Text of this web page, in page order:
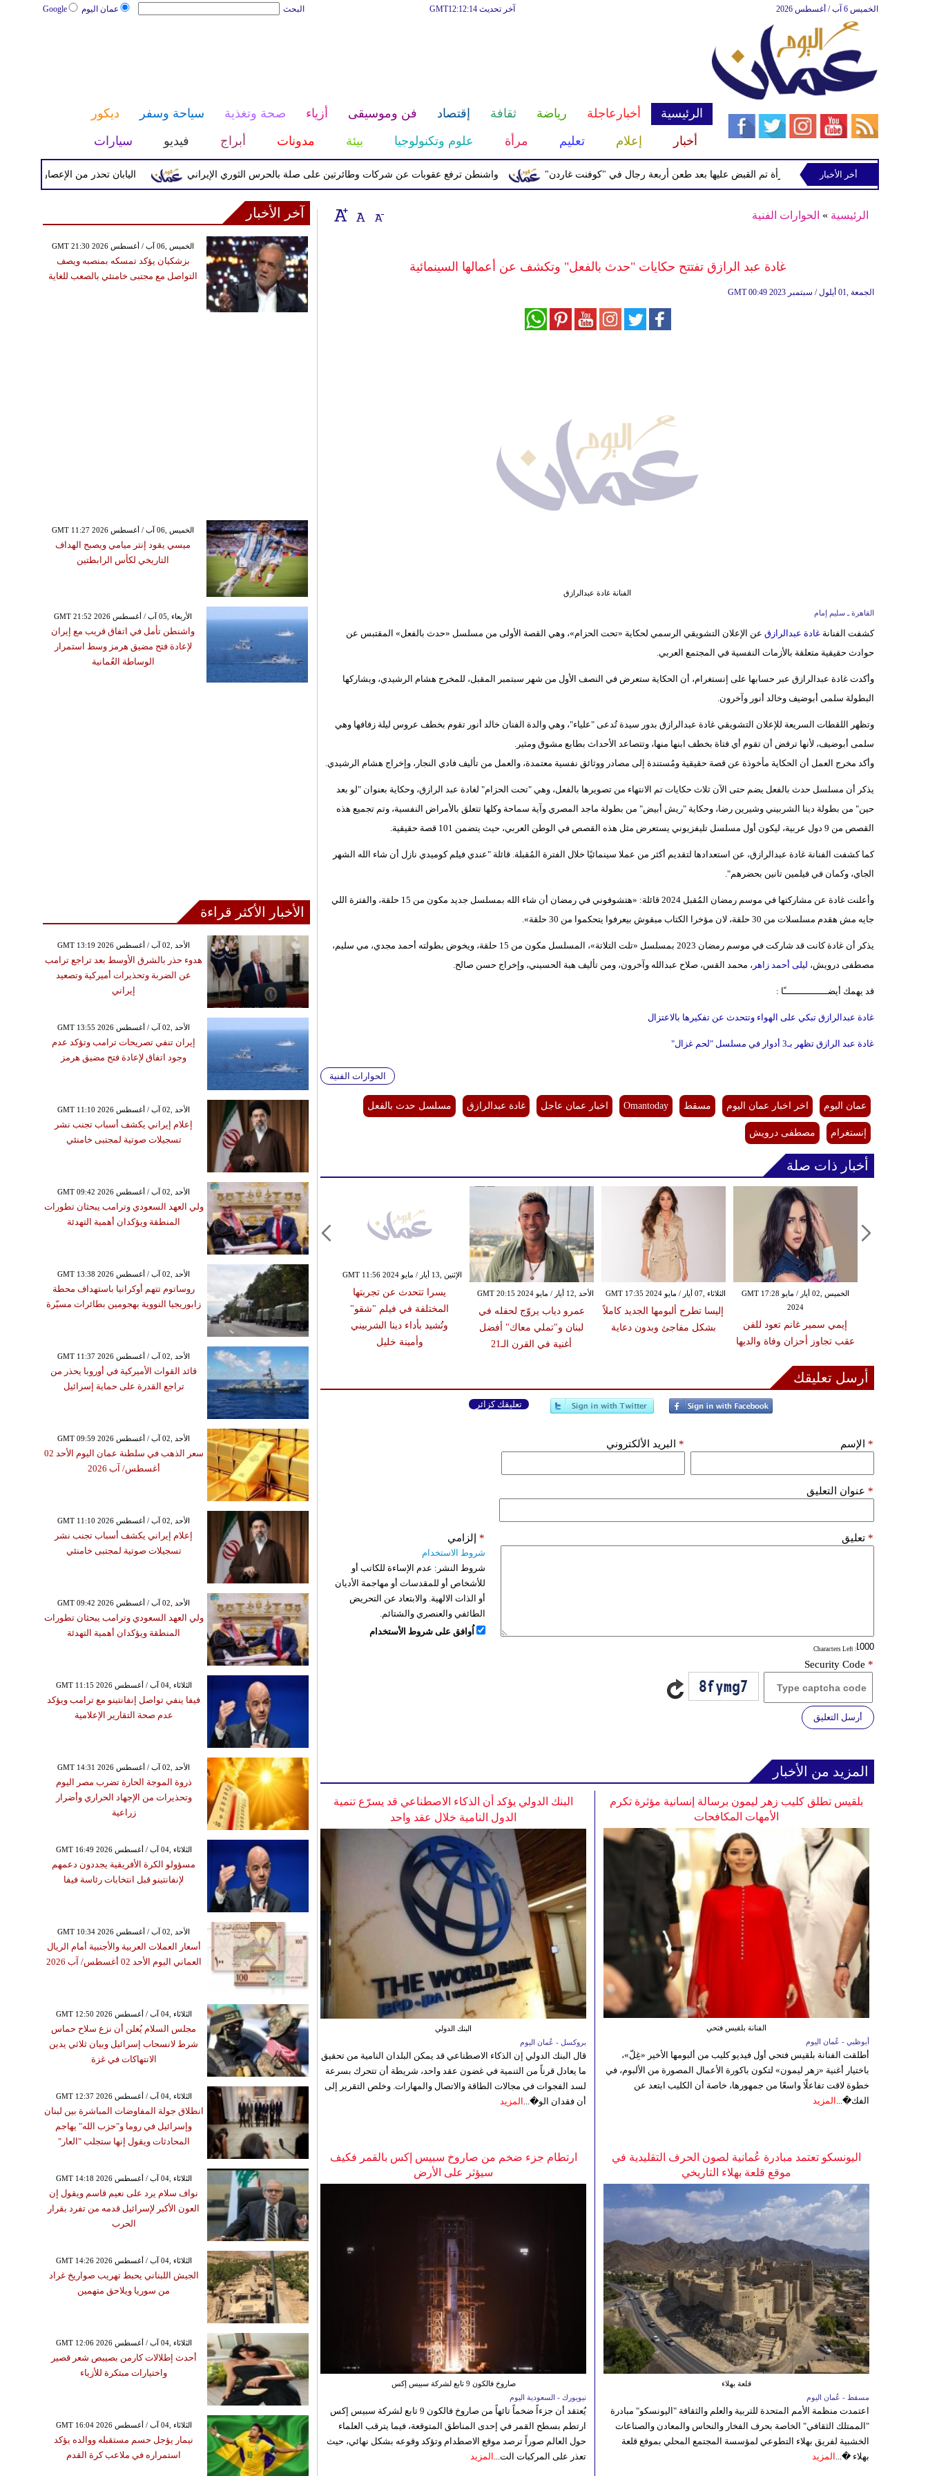
عمان اليوم Google البحث آخر تحديث GMT12:12:14 الخميس 6 آب / أغسطس 2026
الرئيسية أخبارعاجلة رياضة ثقافة إقتصاد فن وموسيقى أزياء صحة وتغذية سياحة وسفر
ديكور
أخبار
إعلام تعليم مرأة علوم وتكنولوجيا بيئة مدونات أبراج فيديو سيارات
اليابان تحذر من الإعصار دولفين ورياح واشنطن ترفع عقوبات عن شركات وطائرتين على صلة بالحرس الثوري الإيراني الشرطة تعتقل إمرأة تم القبض عليها بعد طعن أربعة رجال في "كوفنت غاردن"
أخر الأخبار
الرئيسية » الحوارات الفنية
غادة عبد الرازق تفتتح حكايات "حدث بالفعل" وتكشف عن أعمالها السينمائية
GMT 00:49 2023 الجمعة ,01 أيلول / سبتمبر
الفنانة غادة عبدالرازق
القاهرة ـ سليم إمام
كشفت الفنانة غادة عبدالرازق عن الإعلان التشويقي الرسمي لحكاية «تحت الحزام»، وهي القصة الأولى من مسلسل «حدث بالفعل» المقتبس عن
حوادث حقيقية متعلقة بالأزمات النفسية في المجتمع العربي.
وأكدت غادة عبدالرازق عبر حسابها على إنستغرام، أن الحكاية ستعرض في النصف الأول من شهر سبتمبر المقبل، للمخرج هشام الرشيدي، ويشاركها
البطولة سلمى أبوضيف وخالد أنور وآخرون.
وتظهر اللقطات السريعة للإعلان التشويقي غادة عبدالرازق بدور سيدة تُدعى "علياء"، وهي والدة الفنان خالد أنور تقوم بخطف عروس ليلة زفافها وهي
سلمى أبوضيف، لأنها ترفض أن تقوم أي فتاة بخطف ابنها منها، وتتصاعد الأحداث بطابع مشوق ومثير.
وأكد مخرج العمل أن الحكاية مأخوذة عن قصة حقيقية ومُستندة إلى مصادر ووثائق نفسية معتمدة، والعمل من تأليف فادي النجار، وإخراج هشام الرشيدي.
يذكر أن مسلسل حدث بالفعل يضم حتى الآن ثلاث حكايات تم الانتهاء من تصويرها بالفعل، وهي "تحت الحزام" لغادة عبد الرازق، وحكاية بعنوان "لو بعد
حين" من بطولة دينا الشربيني وشيرين رضا، وحكاية "ريش أبيض" من بطولة ماجد المصري وآية سماحة وكلها تتعلق بالأمراض النفسية، وتم تجميع هذه
القصص من 9 دول عربية، ليكون أول مسلسل تليفزيوني يستعرض مثل هذه القصص في الوطن العربي، حيث يتضمن 101 قصة حقيقية.
كما كشفت الفنانة غادة عبدالرازق، عن استعدادها لتقديم أكثر من عملا سينمائيًا خلال الفترة المُقبلة. قائلة "عندي فيلم كوميدي نازل أن شاء الله الشهر
الجاي، وكمان في فيلمين تانين بحضرهم".
وأعلنت غادة عن مشاركتها في موسم رمضان المُقبل 2024 قائلة: «هتشوفوني في رمضان أن شاء الله بمسلسل جديد مكون من 15 حلقة، والفترة اللي
جايه مش هقدم مسلسلات من 30 حلقة، لان مؤخرا الكتاب مبقوش بيعرفوا يتحكموا من 30 حلقة».
يذكر أن غادة كانت قد شاركت في موسم رمضان 2023 بمسلسل «تلت التلاتة»، المسلسل مكون من 15 حلقة، ويخوض بطولته أحمد مجدي، مي سليم،
مصطفى درويش، ليلى أحمد زاهر ، محمد القس، صلاح عبدالله وآخرون، ومن تأليف هبة الحسيني، وإخراج حسن صالح.
قد يهمك أيضــــــــــــــــًا :
غادة عبدالرازق تبكي على الهواء وتتحدث عن تفكيرها بالاعتزال
غادة عبد الرازق تظهر بـ3 أدوار في مسلسل "لحم غزال"
الحوارات الفنية
عمان اليوم اخر اخبار عمان اليوم مسقط Omantoday اخبار عمان عاجل غادة عبدالرازق مسلسل حدث بالفعل
إنستغرام مصطفى درويش
أخبار ذات صلة
الإثنين ,13 أيار / مايو GMT 11:56 2024
يسرا تتحدث عن تجربتها
المختلفة في فيلم "شقو"
وتُشيد بأداء دينا الشربيني
وأمينة خليل
الأحد ,12 أيار / مايو GMT 20:15 2024
عمرو دياب يروّج لحفله في
لبنان و"تملي معاك" أفضل
أغنية في القرن الـ21
الثلاثاء ,07 أيار / مايو GMT 17:35 2024
إليسا تطرح ألبومها الجديد كاملاً
بشكل مفاجئ وبدون دعاية
الخميس ,02 أيار / مايو GMT 17:28
2024
إيمي سمير غانم تعود للفن
عقب تجاوز أحزان وفاة والديها
أرسل تعليقك
تعليقك كزائر
الإسم * البريد الألكتروني *
عنوان التعليق *
تعليق *
: Characters Left
إلزامي *
شروط الاستخدام
شروط النشر: عدم الإساءة للكاتب أو
للأشخاص أو للمقدسات أو مهاجمة الأديان
أو الذات الالهية. والابتعاد عن التحريض
الطائفي والعنصري والشتائم.
اُوافق على شروط الأستخدام
Security Code *
أرسل التعليق
المزيد من الأخبار
البنك الدولي يؤكد أن الذكاء الاصطناعي قد يسرّع تنمية
الدول النامية خلال عقد واحد
البنك الدولي
بروكسل - عُمان اليوم
قال البنك الدولي إن الذكاء الاصطناعي قد يمكن البلدان النامية من تحقيق
ما يعادل قرناً من التنمية في غضون عقد واحد، شريطة أن تتحرك بسرعة
لسد الفجوات في مجالات الطاقة والاتصال والمهارات. وخلص التقرير إلى
أن فقدان الو�... المزيد
بلقيس تطلق كليب زهر ليمون برسالة إنسانية مؤثرة تكرم
الأمهات المكافحات
الفنانة بلقيس فتحي
أبوظبي - عُمان اليوم
أطلقت الفنانة بلقيس فتحي أول فيديو كليب من ألبومها الأخير «غِلّ»،
باختيار أغنية «زهر ليمون» لتكون باكورة الأعمال المصورة من الألبوم، في
خطوة لاقت تفاعلًا واسعًا من جمهورها، خاصة أن الكليب ابتعد عن
الفك�... المزيد
ارتطام جزء ضخم من صاروخ سبيس إكس بالقمر فكيف
سيؤثر على الأرض
صاروخ فالكون 9 تابع لشركة سبيس إكس
نيويورك - السعودية اليوم
يُعتقد أن جزءاً ضخماً تائهاً من صاروخ فالكون 9 تابع لشركة سبيس إكس
ارتطم بسطح القمر في إحدى المناطق المتوقعة، فيما يترقب العلماء
حول العالم صوراً ترصد موقع الاصطدام وتؤكد وقوعه بشكل نهائي، حيث
تعذر على المركبات الت... المزيد
اليونسكو تعتمد مبادرة عُمانية لصون الحرف التقليدية في
موقع قلعة بهلاء التاريخي
قلعة بهلاء
مسقط - عُمان اليوم
اعتمدت منظمة الأمم المتحدة للتربية والعلم والثقافة "اليونسكو" مبادرة
"الممتلك الثقافي" الخاصة بحرف الفخار والنحاس والمعادن والصناعات
الخشبية لفريق بهلاء التطوعي لمؤسسة المجتمع المحلي بموقع قلعة
بهلاء �... المزيد
آخر الأخبار
GMT 21:30 2026 الخميس ,06 آب / أغسطس
بزشكيان يؤكد تمسكه بمنصبه ويصف
التواصل مع مجتبى خامنئي بالصعب للغاية
GMT 11:27 2026 الخميس ,06 آب / أغسطس
ميسي يقود إنتر ميامي ويصبح الهداف
التاريخي لكأس الرابطتين
GMT 21:52 2026 الأربعاء ,05 آب / أغسطس
واشنطن تأمل في اتفاق قريب مع إيران
لإعادة فتح مضيق هرمز وسط استمرار
الوساطة العُمانية
الأخبار الأكثر قراءة
GMT 13:19 2026 الأحد ,02 آب / أغسطس
هدوء حذر بالشرق الأوسط بعد تراجع ترامب
عن الضربة وتحذيرات أميركية وتصعيد
إيراني
GMT 13:55 2026 الأحد ,02 آب / أغسطس
إيران تنفي تصريحات ترامب وتؤكد عدم
وجود اتفاق لإعادة فتح مضيق هرمز
GMT 11:10 2026 الأحد ,02 آب / أغسطس
إعلام إيراني يكشف أسباب تجنب نشر
تسجيلات صوتية لمجتبى خامنئي
GMT 09:42 2026 الأحد ,02 آب / أغسطس
ولي العهد السعودي وترامب يبحثان تطورات
المنطقة ويؤكدان أهمية التهدئة
GMT 13:38 2026 الأحد ,02 آب / أغسطس
روساتوم تتهم أوكرانيا باستهداف محطة
زابوريجيا النووية بهجومين بطائرات مسيّرة
GMT 11:37 2026 الأحد ,02 آب / أغسطس
قائد القوات الأميركية في أوروبا يحذر من
تراجع القدرة على حماية إسرائيل
GMT 09:59 2026 الأحد ,02 آب / أغسطس
سعر الذهب في سلطنة عمان اليوم الأحد 02
أغسطس/ آب 2026
GMT 11:10 2026 الأحد ,02 آب / أغسطس
إعلام إيراني يكشف أسباب تجنب نشر
تسجيلات صوتية لمجتبى خامنئي
GMT 09:42 2026 الأحد ,02 آب / أغسطس
ولي العهد السعودي وترامب يبحثان تطورات
المنطقة ويؤكدان أهمية التهدئة
GMT 11:15 2026 الثلاثاء ,04 آب / أغسطس
فيفا ينفي تواصل إنفانتينو مع ترامب ويؤكد
عدم صحة التقارير الإعلامية
GMT 14:31 2026 الأحد ,02 آب / أغسطس
ذروة الموجة الحارة تضرب مصر اليوم
وتحذيرات من الإجهاد الحراري وأضرار
زراعية
GMT 16:49 2026 الثلاثاء ,04 آب / أغسطس
مسؤولو الكرة الأفريقية يجددون دعمهم
لإنفانتينو قبل انتخابات رئاسة فيفا
GMT 10:34 2026 الأحد ,02 آب / أغسطس
أسعار العملات العربية والأجنبية أمام الريال
العماني اليوم الأحد 02 أغسطس/ آب 2026
GMT 12:50 2026 الثلاثاء ,04 آب / أغسطس
مجلس السلام يُعلن أن نزع سلاح حماس
شرط لانسحاب إسرائيل وبيان ثلاثي يدين
الانتهاكات في غزة
GMT 12:37 2026 الثلاثاء ,04 آب / أغسطس
انطلاق جولة المفاوضات المباشرة بين لبنان
وإسرائيل في روما و"حزب الله" يهاجم
المحادثات ويقول إنها ستجلب "العار"
GMT 14:18 2026 الثلاثاء ,04 آب / أغسطس
نواف سلام يرد على نعيم قاسم ويقول إن
العون الأكبر لإسرائيل قدمه من تفرد بقرار
الحرب
GMT 14:26 2026 الثلاثاء ,04 آب / أغسطس
الجيش اللبناني يحبط تهريب صواريخ غراد
من سوريا ويلاحق متهمين
GMT 12:06 2026 الثلاثاء ,04 آب / أغسطس
أحدث إطلالات كارمن بصيبص شعر قصير
واختيارات مبتكرة للأزياء
GMT 16:04 2026 الثلاثاء ,04 آب / أغسطس
نيمار يؤجل حسم مستقبله ووالده يؤكد
استمراره في ملاعب كرة القدم